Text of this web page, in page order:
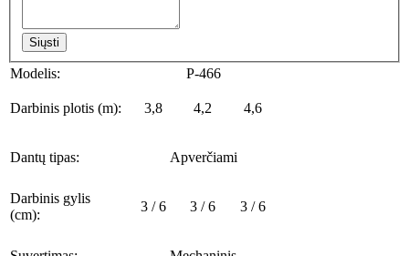
Siųsti
Modelis: P-466
Darbinis plotis (m): 3,8 4,2 4,6
Dantų tipas: Apverčiami
Darbinis gylis
(cm):
3 / 6 3 / 6 3 / 6